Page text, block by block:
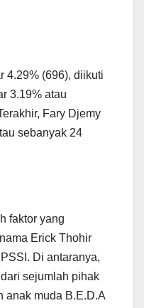
4.29% (696), diikuti
3.19% atau
Fary Djemy
sebanyak 24
faktor yang
Erick Thohir
Di antaranya,
sejumlah pihak
anak muda B.E.D.A